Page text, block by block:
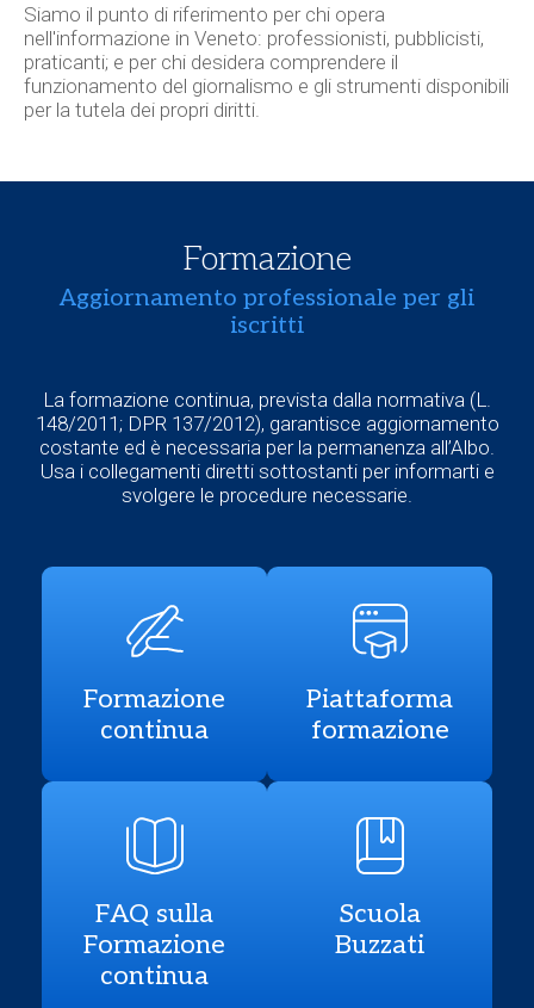
Siamo il punto di riferimento per chi opera
nell'informazione in Veneto: professionisti, pubblicisti,
praticanti; e per chi desidera comprendere il
funzionamento del giornalismo e gli strumenti disponibili
per la tutela dei propri diritti.
Formazione
Aggiornamento professionale per gli
iscritti
La formazione continua, prevista dalla normativa (L.
148/2011; DPR 137/2012), garantisce aggiornamento
costante ed è necessaria per la permanenza all’Albo.
Usa i collegamenti diretti sottostanti per informarti e
svolgere le procedure necessarie.
Formazione
continua
Piattaforma
formazione
FAQ sulla
Formazione
continua
Scuola
Buzzati